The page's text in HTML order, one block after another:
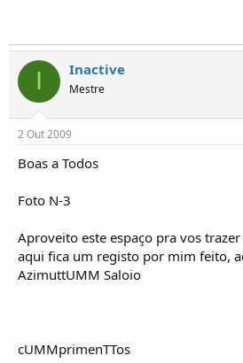
I Inactive
Mestre
2 Out 2009
Boas a Todos
Foto N-3
Aproveito este espaço pra vos
aqui fica um registo por mim feito,
AzimuttUMM Saloio
cUMMprimenTTos